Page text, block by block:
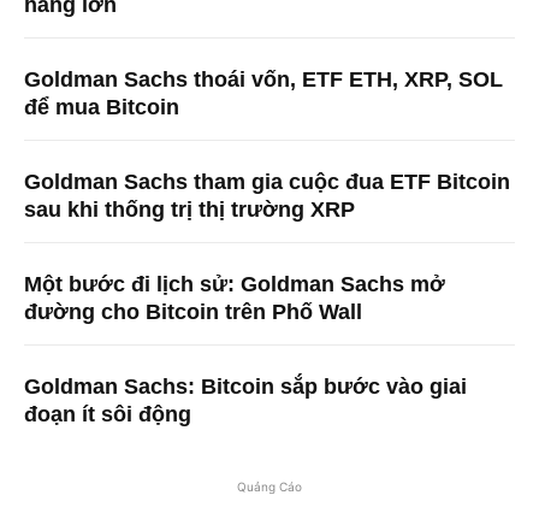
Goldman Sachs thoái vốn, ETF ETH, XRP, SOL
để mua Bitcoin
Goldman Sachs tham gia cuộc đua ETF Bitcoin
sau khi thống trị thị trường XRP
Một bước đi lịch sử: Goldman Sachs mở
đường cho Bitcoin trên Phố Wall
Goldman Sachs: Bitcoin sắp bước vào giai
đoạn ít sôi động
Quảng Cáo